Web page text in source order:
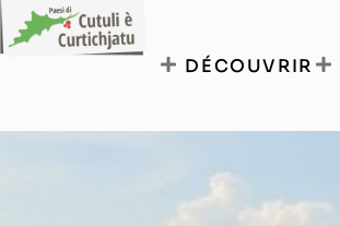
DÉCOUVRIR